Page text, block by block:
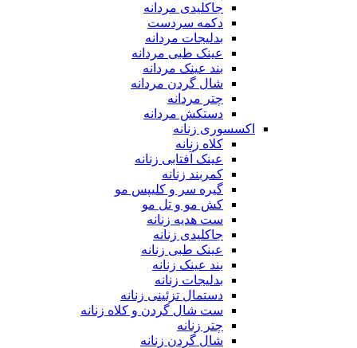
جاکلیدی مردانه
دکمه سردست
بدلیجات مردانه
عینک طبی مردانه
بند عینک مردانه
شال گردن مردانه
چتر مردانه
دستکش مردانه
اکسسوری زنانه
کلاه زنانه
عینک آفتابی زنانه
کمربند زنانه
گیره سر و کلیپس مو
کش مو و تل مو
ست هدیه زنانه
جاکلیدی زنانه
عینک طبی زنانه
بند عینک زنانه
بدلیجات زنانه
دستمال تزئینی زنانه
ست شال گردن و کلاه زنانه
چتر زنانه
شال گردن زنانه